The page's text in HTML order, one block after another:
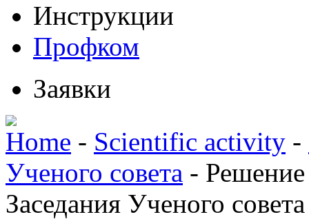
Инструкции
Профком
Заявки
Home - Scientific activity -
Ученого совета - Решение
Заседания Ученого